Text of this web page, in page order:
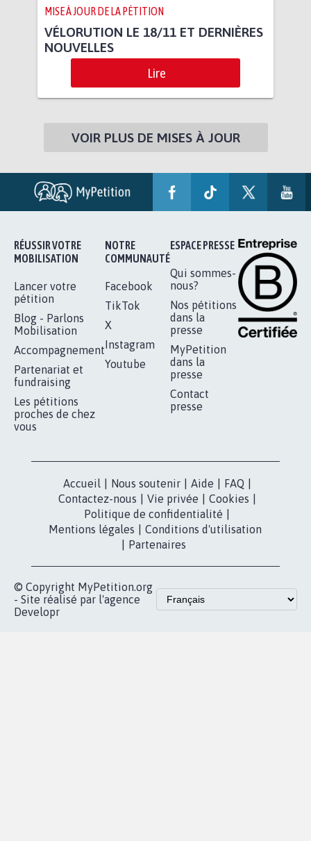
MISE À JOUR DE LA PÉTITION
VÉLORUTION LE 18/11 ET DERNIÈRES
NOUVELLES
Lire
VOIR PLUS DE MISES À JOUR
RÉUSSIR VOTRE
MOBILISATION
Lancer votre
pétition
Blog - Parlons
Mobilisation
Accompagnement
Partenariat et
fundraising
Les pétitions
proches de chez
vous
NOTRE
COMMUNAUTÉ
Facebook
TikTok
X
Instagram
Youtube
ESPACE PRESSE
Qui sommes-
nous?
Nos pétitions
dans la
presse
MyPetition
dans la
presse
Contact
presse
Accueil Nous soutenir Aide FAQ
Contactez-nous
Vie privée Cookies
Politique de confidentialité
Mentions légales
Conditions d'utilisation
Partenaires
© Copyright MyPetition.org
- Site réalisé par l'agence
Developr